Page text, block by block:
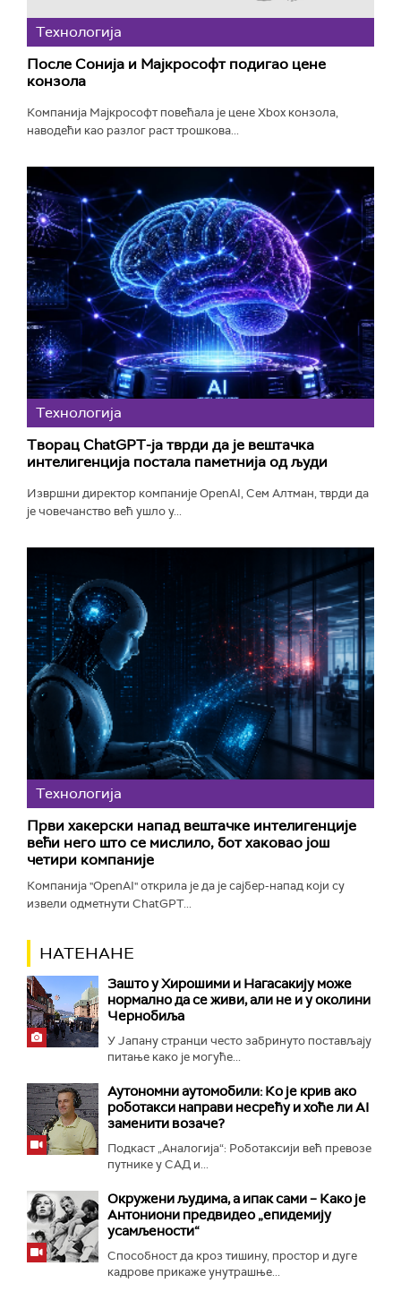
Технологијa
После Сонија и Мајкрософт подигао цене
конзола
Компанија Мајкрософт повећала је цене Xbox конзола,
наводећи као разлог раст трошкова...
Технологијa
Творац ChatGPT-ја тврди да је вештачка
интелигенција постала паметнија од људи
Извршни директор компаније OpenAI, Сем Алтман, тврди да
је човечанство већ ушло у...
Технологијa
Први хакерски напад вештачке интелигенције
већи него што се мислило, бот хаковао још
четири компаније
Компанија "OpenAI" открила је да је сајбер-напад који су
извели одметнути ChatGPT...
НАТЕНАНЕ
Зашто у Хирошими и Нагасакију може
нормално да се живи, али не и у околини
Чернобиља
У Јапану странци често забринуто постављају
питање како је могуће...
Аутономни аутомобили: Ко је крив ако
роботакси направи несрећу и хоће ли AI
заменити возаче?
Подкаст „Аналогија“: Роботаксији већ превозе
путнике у САД и...
Окружени људима, а ипак сами – Како је
Антониони предвидео „епидемију
усамљености“
Способност да кроз тишину, простор и дуге
кадрове прикаже унутрашње...